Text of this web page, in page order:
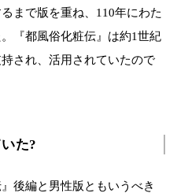
まで版を重ね、110年にわた
『都風俗化粧伝』は約1世紀
され、活用されていたので
た?
後編と男性版ともいうべき